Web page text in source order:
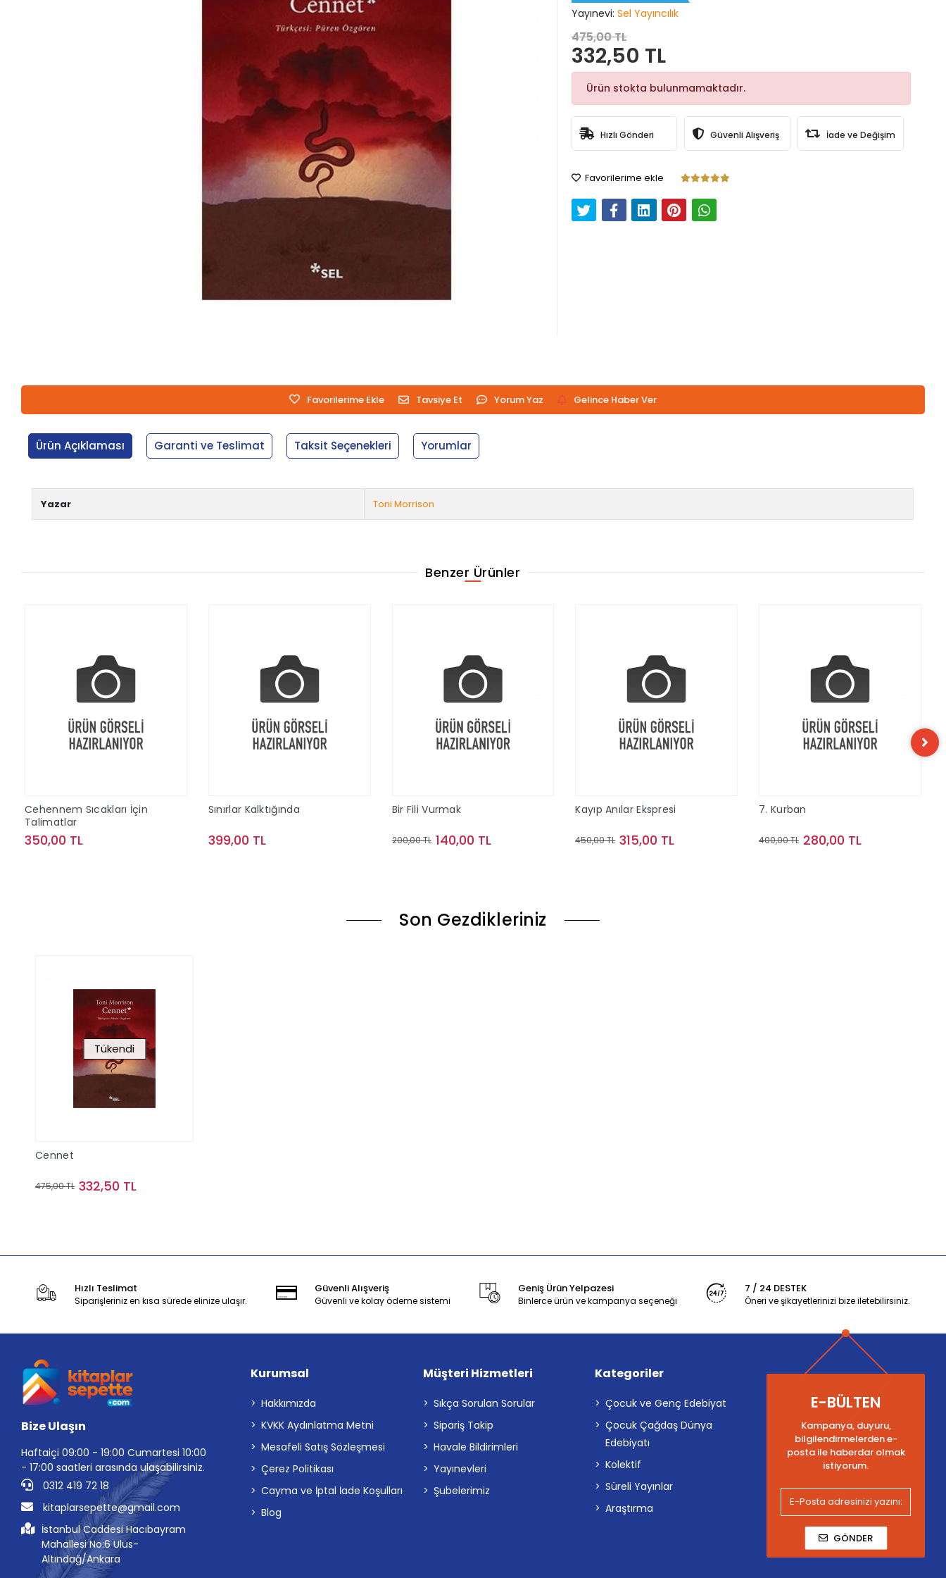
Yayınevi: Sel Yayıncılık
475,00 TL
332,50 TL
Ürün stokta bulunmamaktadır.
Hızlı Gönderi Güvenli Alışveriş İade ve Değişim
Favorilerime ekle
Favorilerime Ekle Tavsiye Et Yorum Yaz Gelince Haber Ver
Ürün Açıklaması Garanti ve Teslimat Taksit Seçenekleri Yorumlar
Yazar Toni Morrison
Benzer Ürünler
Cehennem Sıcakları İçin
Talimatlar
350,00 TL
Sınırlar Kalktığında
399,00 TL
Bir Fili Vurmak
200,00 TL 140,00 TL
Kayıp Anılar Ekspresi
450,00 TL 315,00 TL
7. Kurban
400,00 TL 280,00 TL
Son Gezdikleriniz
Tükendi
Cennet
475,00 TL 332,50 TL
Hızlı Teslimat
Siparişleriniz en kısa sürede elinize ulaşır.
Güvenli Alışveriş
Güvenli ve kolay ödeme sistemi
Geniş Ürün Yelpazesi
Binlerce ürün ve kampanya seçeneği
7 / 24 DESTEK
Öneri ve şikayetlerinizi bize iletebilirsiniz.
Bize Ulaşın
Haftaiçi 09:00 - 19:00 Cumartesi 10:00
- 17:00 saatleri arasında ulaşabilirsiniz.
0312 419 72 18
kitaplarsepette@gmail.com
İstanbul Caddesi Hacıbayram
Mahallesi No:6 Ulus-
Altındağ/Ankara
Kurumsal
Hakkımızda
KVKK Aydınlatma Metni
Mesafeli Satış Sözleşmesi
Çerez Politikası
Cayma ve İptal İade Koşulları
Blog
Müşteri Hizmetleri
Sıkça Sorulan Sorular
Sipariş Takip
Havale Bildirimleri
Yayınevleri
Şubelerimiz
Kategoriler
Çocuk ve Genç Edebiyat
Çocuk Çağdaş Dünya
Edebiyatı
Kolektif
Süreli Yayınlar
Araştırma
E-BÜLTEN
Kampanya, duyuru,
bilgilendirmelerden e-
posta ile haberdar olmak
istiyorum.
GÖNDER